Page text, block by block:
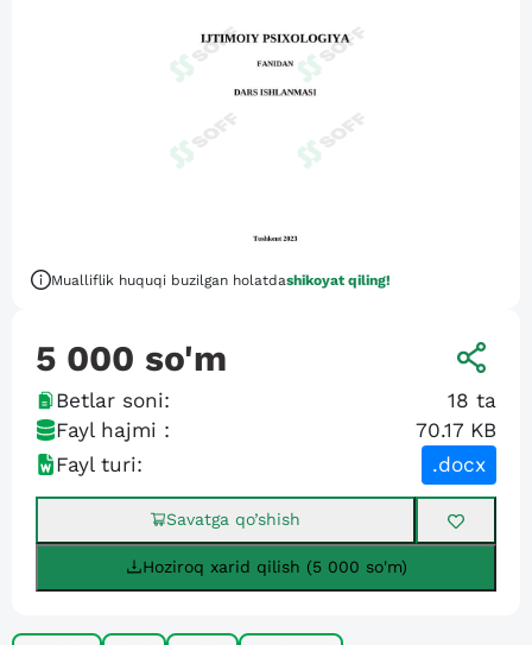
Mualliflik huquqi buzilgan holatdashikoyat qiling!
5 000 so'm
Betlar soni: 18 ta
Fayl hajmi :
70.17 KB
Fayl turi:
.docx
Savatga qo’shish
Hoziroq xarid qilish (5 000 so'm)